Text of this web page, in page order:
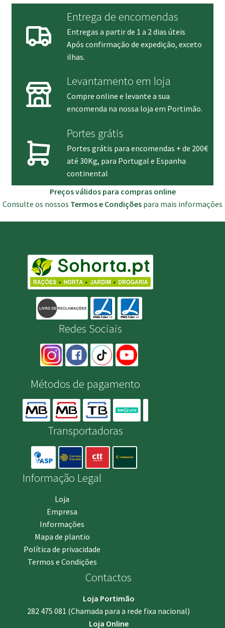
Entrega de encomendas
Entregas a partir de 1 a 2 dias úteis
Após confirmação de expedição, exceto
ilhas.
Levantamento em loja
Compre online e levante a sua
encomenda na nossa loja em Portimão.
Portes grátis
Portes grátis para encomendas + de 200€
até 30Kg, para Portugal e Espanha
continental
Preços válidos para compras online
Consulte os nossos Termos e Condições para mais informações
Redes Sociais
Métodos de pagamento
Transportadoras
Informação Legal
Loja
Empresa
Informações
Mapa de plantio
Política de privacidade
Termos e Condições
Contactos
Loja Portimão
282 475 081 (Chamada para a rede fixa nacional)
Loja Online